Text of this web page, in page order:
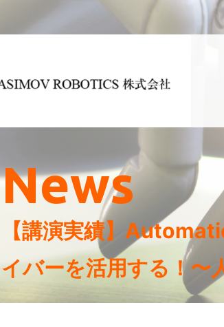
News
【講演実績】
イバーを活用する！〜